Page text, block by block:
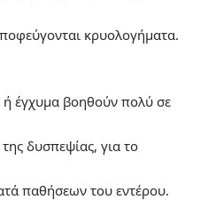
κρυολογήματα.
έγχυμα βοηθούν πολύ σε
δυσπεψίας, για το
παθήσεων του εντέρου.